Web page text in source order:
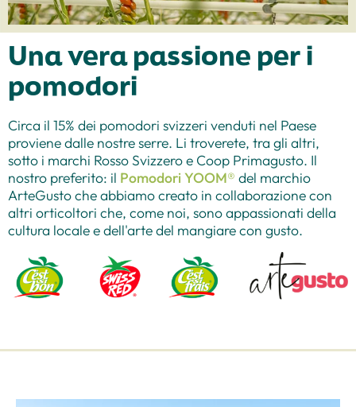
Una vera passione per i
pomodori
Circa il 15% dei pomodori svizzeri venduti nel Paese
proviene dalle nostre serre. Li troverete, tra gli altri,
sotto i marchi Rosso Svizzero e Coop Primagusto. Il
nostro preferito: il Pomodori YOOM® del marchio
ArteGusto che abbiamo creato in collaborazione con
altri orticoltori che, come noi, sono appassionati della
cultura locale e dell'arte del mangiare con gusto.